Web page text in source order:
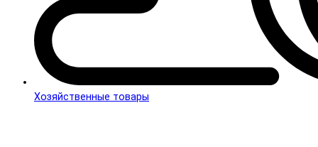
Хозяйственные товары